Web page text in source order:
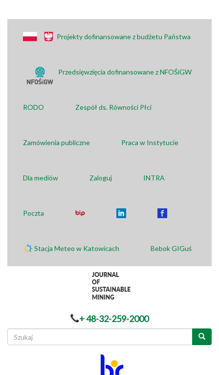
Projekty dofinansowane z budżetu Państwa
Przedsięwzięcia dofinansowane z NFOŚiGW
RODO Zespół ds. Równości Płci
Zamówienia publiczne Praca w Instytucie
Dla mediów Zaloguj INTRA
Poczta
Stacja Meteo w Katowicach Bebok GIGuś
+ 48-32-259-2000
Formularz